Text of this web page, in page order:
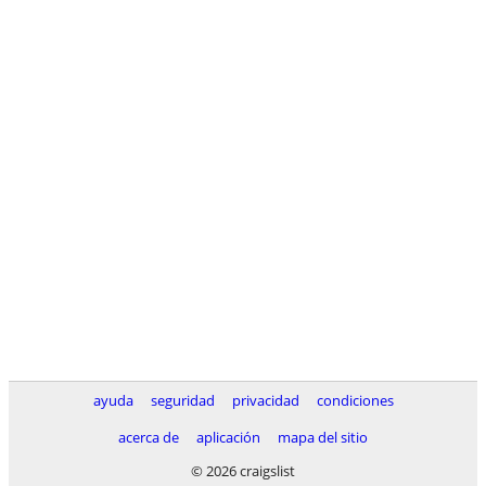
ayuda seguridad privacidad
condiciones
acerca de
aplicación
mapa del sitio
© 2026 craigslist